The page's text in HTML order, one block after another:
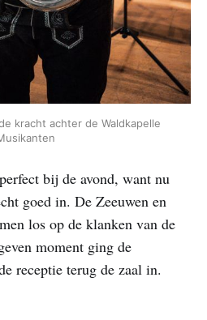
kracht achter de Waldkapelle
bij de avond, want nu
goed in. De Zeeuwen en
los op de klanken van de
moment ging de
receptie terug de zaal in.